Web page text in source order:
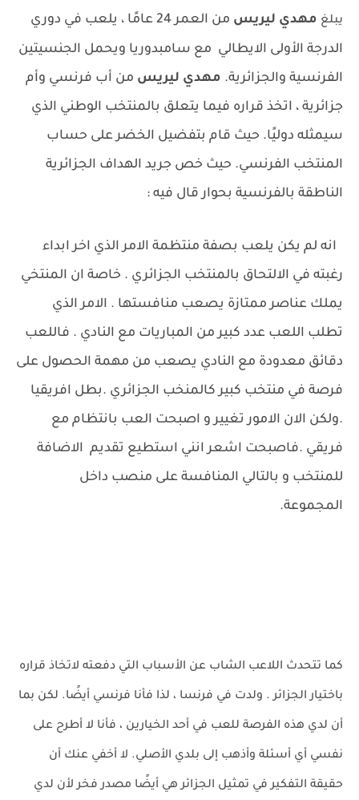
يبلغ مهدي ليريس من العمر 24 عامًا ، يلعب في دوري
الدرجة الأولى الايطالي مع سامبدوريا ويحمل الجنسيتين
الفرنسية والجزائرية. مهدي ليريس من أب فرنسي وأم
جزائرية ، اتخذ قراره فيما يتعلق بالمنتخب الوطني الذي
سيمثله دوليًا. حيث قام بتفضيل الخضر على حساب
المنتخب الفرنسي. حيث خص جريد الهداف الجزائرية
الناطقة بالفرنسية بحوار قال فيه :
انه لم يكن يلعب بصفة منتظمة الامر الذي اخر ابداء
رغبته في الالتحاق بالمنتخب الجزائري . خاصة ان المنتخي
يملك عناصر ممتازة يصعب منافستها . الامر الذي
تطلب اللعب عدد كبير من المباريات مع النادي . فاللعب
دقائق معدودة مع النادي يصعب من مهمة الحصول على
فرصة في منتخب كبير كالمنخب الجزائري .بطل افريقيا
.ولكن الان الامور تغيير و اصبحت العب بانتظام مع
فريقي .فاصبحت اشعر انني استطيع تقديم الاضافة
للمنتخب و بالتالي المنافسة على منصب داخل
المجموعة.
كما تتحدث اللاعب الشاب عن الأسباب التي دفعته لاتخاذ قراره
باختيار الجزائر . ولدت في فرنسا ، لذا فأنا فرنسي أيضًا. لكن بما
أن لدي هذه الفرصة للعب في أحد الخيارين ، فأنا لا أطرح على
نفسي أي أسئلة وأذهب إلى بلدي الأصلي. لا أخفي عنك أن
حقيقة التفكير في تمثيل الجزائر هي أيضًا مصدر فخر لأن لدي